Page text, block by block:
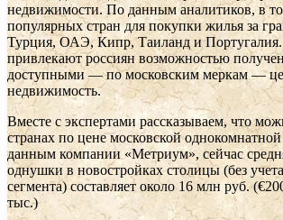
недвижимости. По данным аналитиков, в
популярных стран для покупки жилья за
Турция, ОАЭ, Кипр, Таиланд и
привлекают россиян возможностью
доступными — по московским меркам —
недвижимость.
Вместе с экспертами рассказываем, что
странах по цене московской
данным компании «Метриум», сейчас
однушки в новостройках столицы (без
сегмента) составляет около 16 млн руб.
тыс.)